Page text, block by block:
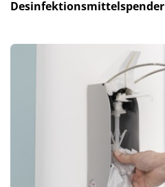
Desinfektionsmittelspender